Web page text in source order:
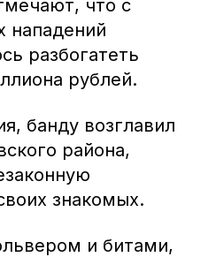
что с
нападений
разбогатеть
рублей.
банду возглавил
района,
знакомых.
и битами,